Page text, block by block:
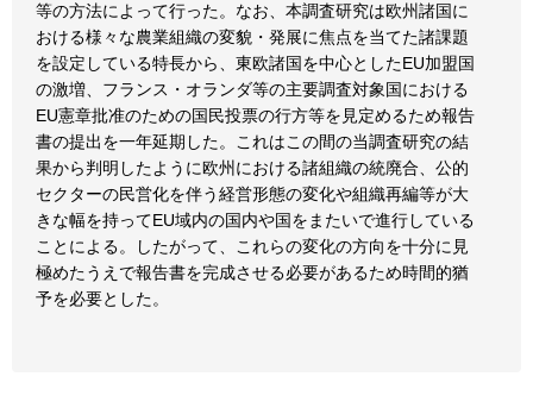
等の方法によって行った。なお、本調査研究は欧州諸国に
おける様々な農業組織の変貌・発展に焦点を当てた諸課題
を設定している特長から、東欧諸国を中心としたEU加盟国
の激増、フランス・オランダ等の主要調査対象国における
EU憲章批准のための国民投票の行方等を見定めるため報告
書の提出を一年延期した。これはこの間の当調査研究の結
果から判明したように欧州における諸組織の統廃合、公的
セクターの民営化を伴う経営形態の変化や組織再編等が大
きな幅を持ってEU域内の国内や国をまたいで進行している
ことによる。したがって、これらの変化の方向を十分に見
極めたうえで報告書を完成させる必要があるため時間的猶
予を必要とした。